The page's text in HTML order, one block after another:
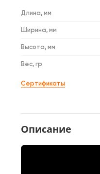
Длина, мм
Ширина, мм
Высота, мм
Вес, гр
Сертификаты
Описание